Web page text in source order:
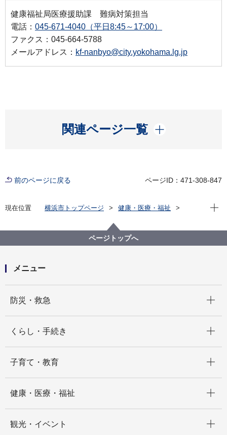
健康福祉局医療援助課 難病対策担当
電話： 045-671-4040（平日8:45～17:00）
ファクス：045-664-5788
メールアドレス： kf-nanbyo@city.yokohama.lg.jp
関連ページ一覧
開く
前のページに戻る ページID：471-308-847
現在位置 横浜市トップページ
健康・医療・福祉
指定難病要支援者証明事業（登録者証）
現在
ページトップへ
メニュー
防災・救急
くらし・手続き
子育て・教育
健康・医療・福祉
観光・イベント